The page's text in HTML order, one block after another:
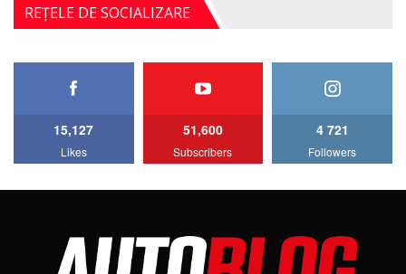
5
4MATIC V223) / Test Drive AutoBlog.MD
27:33
AutoBlog.MD
15:08
REȚELE DE SOCIALIZARE
15,127
Likes
51,600
Subscribers
4 721
Followers